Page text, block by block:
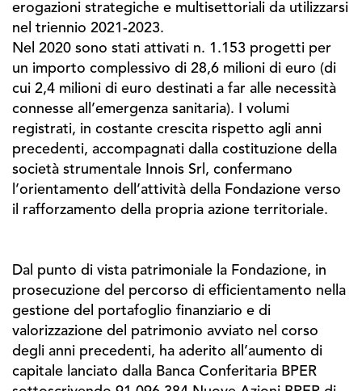
erogazioni strategiche e multisettoriali da utilizzarsi
nel triennio 2021-2023.
Nel 2020 sono stati attivati n. 1.153 progetti per
un importo complessivo di 28,6 milioni di euro (di
cui 2,4 milioni di euro destinati a far alle necessità
connesse all’emergenza sanitaria). I volumi
registrati, in costante crescita rispetto agli anni
precedenti, accompagnati dalla costituzione della
società strumentale Innois Srl, confermano
l’orientamento dell’attività della Fondazione verso
il rafforzamento della propria azione territoriale.
Dal punto di vista patrimoniale la Fondazione, in
prosecuzione del percorso di efficientamento nella
gestione del portafoglio finanziario e di
valorizzazione del patrimonio avviato nel corso
degli anni precedenti, ha aderito all’aumento di
capitale lanciato dalla Banca Conferitaria BPER